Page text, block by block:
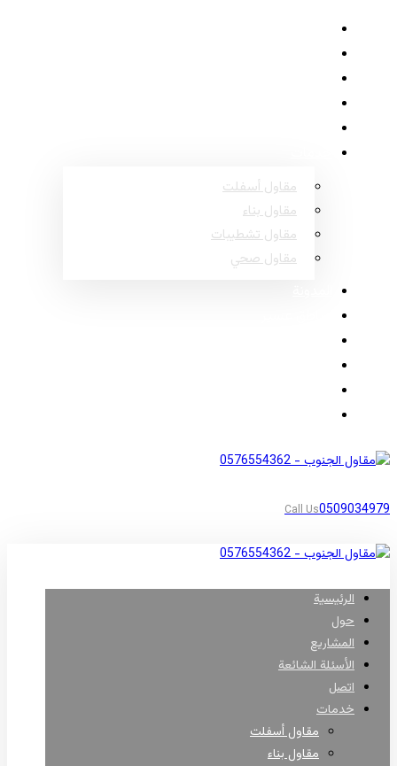
مقاول أسفلت
مقاول بناء
مقاول تشطيبات
مقاول صحي
Call Us0509034979
الرئيسية
حول
المشاريع
الأسئلة الشائعة
اتصل
خدمات
مقاول أسفلت
مقاول بناء